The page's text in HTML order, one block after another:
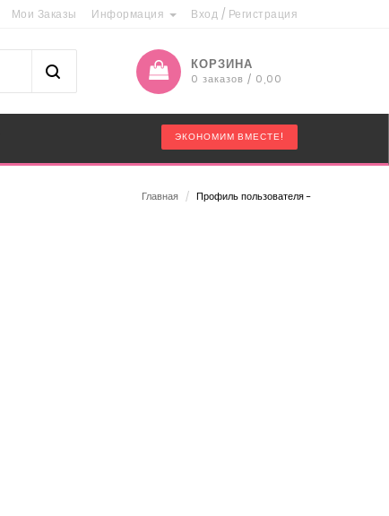
Мои Заказы Информация Вход / Регистрация
КОРЗИНА
0 заказов / 0,00
ЭКОНОМИМ ВМЕСТЕ!
Главная / Профиль пользователя -